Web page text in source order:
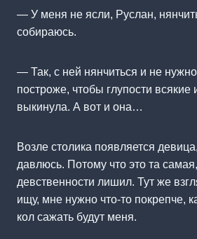
— У меня не ясли, Руслан,
собираюсь.
— Так, с ней нянчиться и не
построже, чтобы глупости всякие
выкинула. А вот и она…
Возле столика появляется
давлюсь. Потому что это та
девственности лишил. Тут же
ищу, мне нужно что-то покрепче,
кол сажать будут меня.